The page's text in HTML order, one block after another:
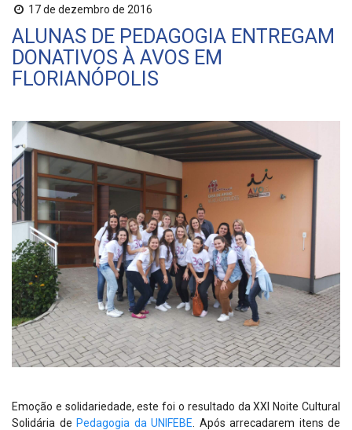
17 de dezembro de 2016
ALUNAS DE PEDAGOGIA ENTREGAM
DONATIVOS À AVOS EM
FLORIANÓPOLIS
Emoção e solidariedade, este foi o resultado da XXI Noite Cultural
Solidária de Pedagogia da UNIFEBE . Após arrecadarem itens de